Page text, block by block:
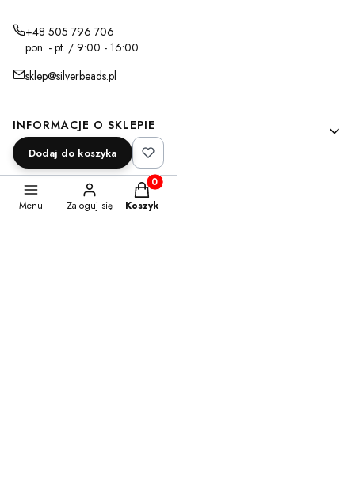
+48 505 796 706
pon. - pt. / 9:00 - 16:00
sklep@silverbeads.pl
Linki w stopce
INFORMACJE O SKLEPIE
Dane firmy
Mapa strony
Kontakt
Dodaj do koszyka
Menu Zaloguj się
Produkty w koszyku: 0. Zobacz szczegóły
Koszyk